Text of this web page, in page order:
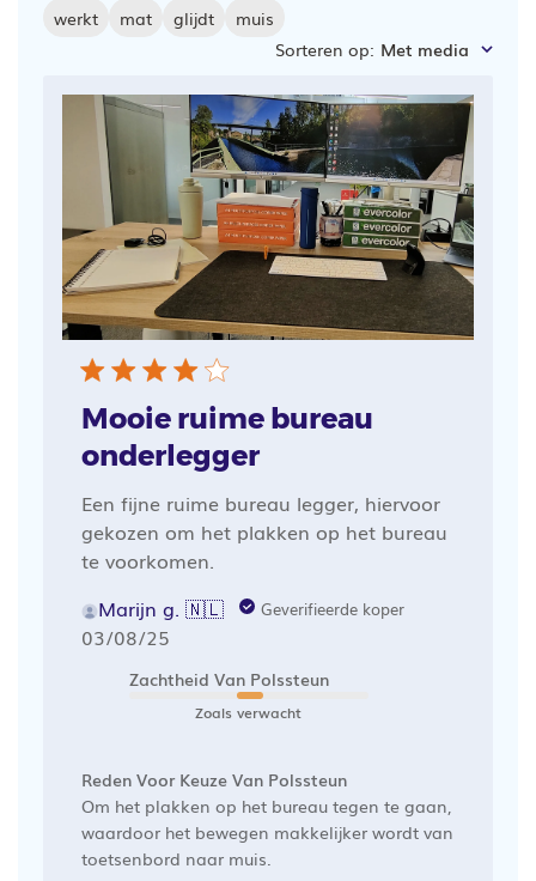
werkt mat glijdt
muis
Sorteren op: Met media
Mooie ruime bureau
onderlegger
Een fijne ruime bureau legger, hiervoor
gekozen om het plakken op het bureau
te voorkomen.
Marijn g. 🇳🇱
Geverifieerde koper
Publicatiedatum
03/08/25
Zachtheid Van Polssteun
Zoals verwacht
Reden Voor Keuze Van Polssteun
Om het plakken op het bureau tegen te gaan,
waardoor het bewegen makkelijker wordt van
toetsenbord naar muis.